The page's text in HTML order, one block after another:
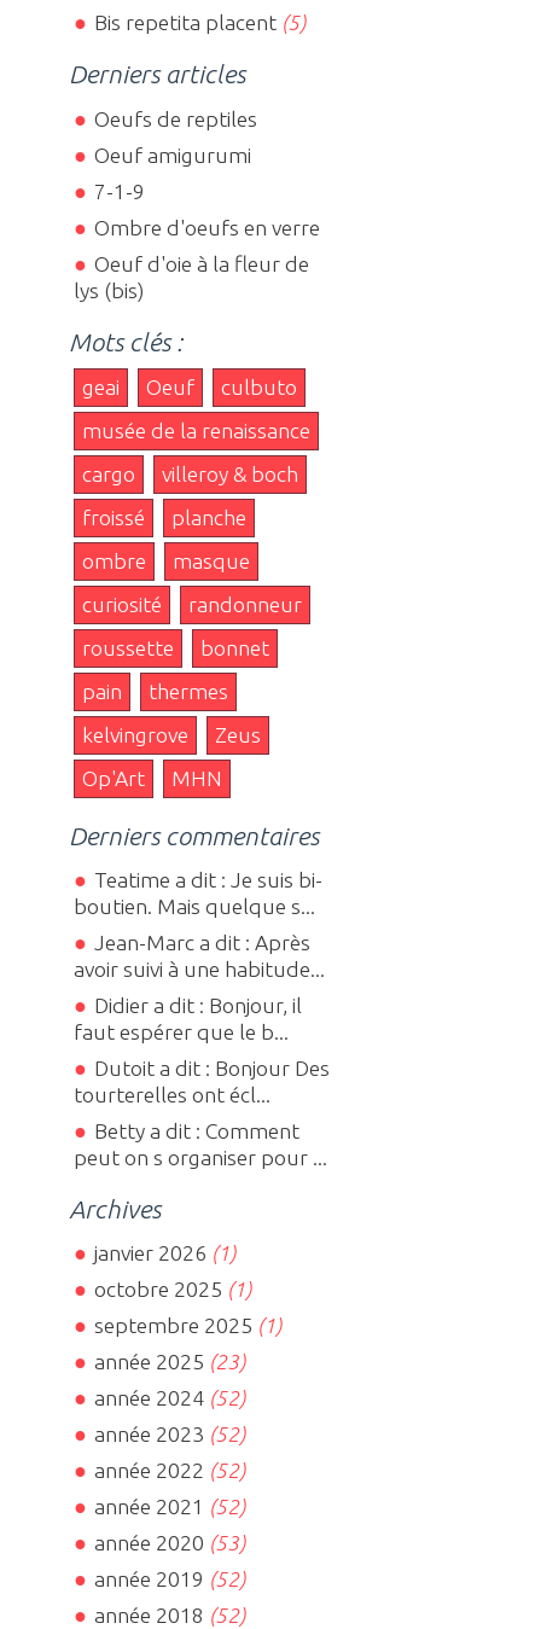
Bis repetita placent(5)
Derniers articles
Oeufs de reptiles
Oeuf amigurumi
7-1-9
Ombre d'oeufs en verre
Oeuf d'oie à la fleur de
lys (bis)
Mots clés :
geai Oeuf
culbuto
musée de la renaissance
cargo
villeroy & boch
froissé
planche
ombre
masque
curiosité
randonneur
roussette
bonnet
pain
thermes
kelvingrove
Zeus
Op'Art
MHN
Derniers commentaires
Teatime a dit : Je suis bi-
boutien. Mais quelque s...
Jean-Marc a dit : Après
avoir suivi à une habitude...
Didier a dit : Bonjour, il
faut espérer que le b...
Dutoit a dit : Bonjour Des
tourterelles ont écl...
Betty a dit : Comment
peut on s organiser pour ...
Archives
janvier 2026 (1)
octobre 2025 (1)
septembre 2025 (1)
année 2025 (23)
année 2024(52)
année 2023 (52)
année 2022 (52)
année 2021 (52)
année 2020 (53)
année 2019 (52)
année 2018 (52)